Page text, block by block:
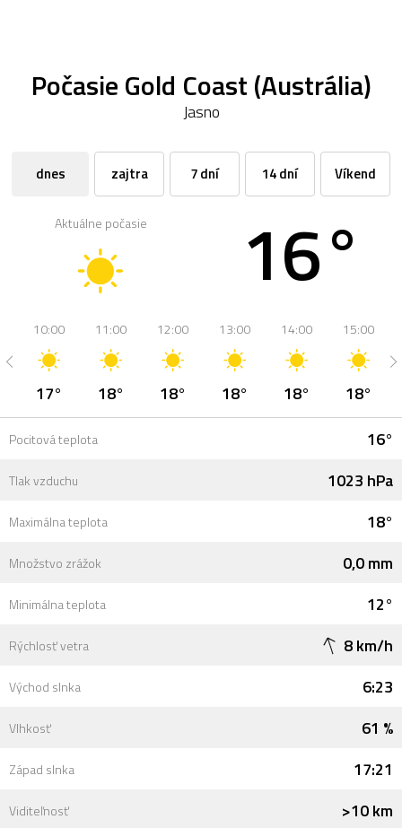
Počasie Gold Coast (Austrália)
Jasno
dnes zajtra 7 dní 14 dní Víkend
Aktuálne počasie 16°
10:00
17°
11:00
18°
12:00
18°
13:00
18°
14:00
18°
15:00
18°
Pocitová teplota 16°
Tlak vzduchu 1023 hPa
Maximálna teplota 18°
Množstvo zrážok 0,0 mm
Minimálna teplota 12°
Rýchlosť vetra 8 km/h
Východ slnka 6:23
Vlhkosť 61 %
Západ slnka 17:21
Viditeľnosť >10 km